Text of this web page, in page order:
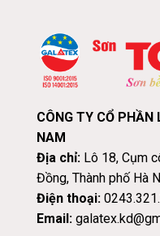
CÔNG TY CỔ PHẦN
NAM
Địa chỉ:Lô 18, Cụm
Đồng, Thành phố Hà
Điện thoại:
Email: